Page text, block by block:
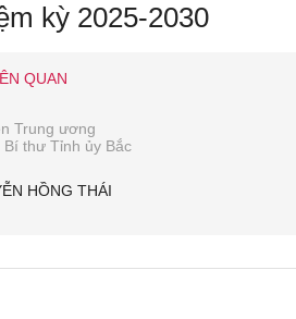
kỳ 2025-2030
QUAN
Trung ương
thư Tỉnh ủy Bắc
HỒNG THÁI